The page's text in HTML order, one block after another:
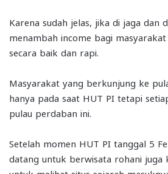
Karena sudah jelas, jika di jaga dan
menambah income bagi
secara baik dan rapi.
Masyarakat yang berkunjung ke
hanya pada saat HUT PI tetapi
pulau perdaban ini.
Setelah momen HUT PI tanggal 5
datang untuk berwisata rohani juga